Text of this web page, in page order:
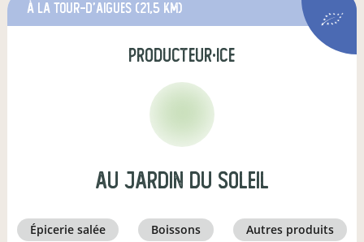
à La Tour-d'Aigues (21,5 km)
producteur·ice
AU JARDIN DU SOLEIL
épicerie salée boissons autres produits